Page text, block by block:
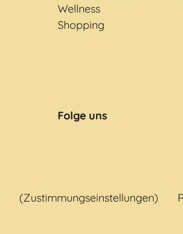
Wellness
Shopping
Folge uns
(Zustimmungseinstellungen)